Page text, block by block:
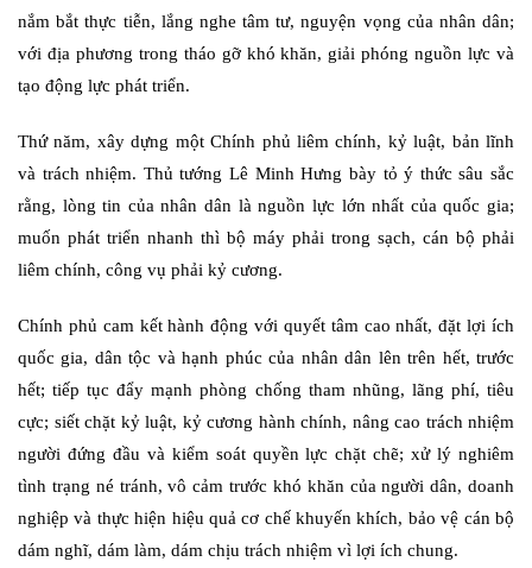
nắm bắt thực tiễn, lắng nghe tâm tư, nguyện vọng của nhân dân;
với địa phương trong tháo gỡ khó khăn, giải phóng nguồn lực và
tạo động lực phát triển.
Thứ năm, xây dựng một Chính phủ liêm chính, kỷ luật, bản lĩnh
và trách nhiệm. Thủ tướng Lê Minh Hưng bày tỏ ý thức sâu sắc
rằng, lòng tin của nhân dân là nguồn lực lớn nhất của quốc gia;
muốn phát triển nhanh thì bộ máy phải trong sạch, cán bộ phải
liêm chính, công vụ phải kỷ cương.
Chính phủ cam kết hành động với quyết tâm cao nhất, đặt lợi ích
quốc gia, dân tộc và hạnh phúc của nhân dân lên trên hết, trước
hết; tiếp tục đẩy mạnh phòng chống tham nhũng, lãng phí, tiêu
cực; siết chặt kỷ luật, kỷ cương hành chính, nâng cao trách nhiệm
người đứng đầu và kiểm soát quyền lực chặt chẽ; xử lý nghiêm
tình trạng né tránh, vô cảm trước khó khăn của người dân, doanh
nghiệp và thực hiện hiệu quả cơ chế khuyến khích, bảo vệ cán bộ
dám nghĩ, dám làm, dám chịu trách nhiệm vì lợi ích chung.